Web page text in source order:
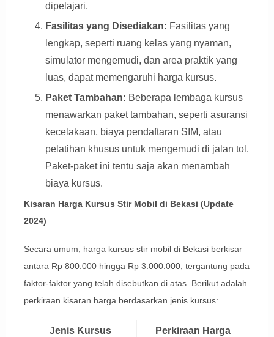
dipelajari.
Fasilitas yang Disediakan: Fasilitas yang
lengkap, seperti ruang kelas yang nyaman,
simulator mengemudi, dan area praktik yang
luas, dapat memengaruhi harga kursus.
Paket Tambahan: Beberapa lembaga kursus
menawarkan paket tambahan, seperti asuransi
kecelakaan, biaya pendaftaran SIM, atau
pelatihan khusus untuk mengemudi di jalan tol.
Paket-paket ini tentu saja akan menambah
biaya kursus.
Kisaran Harga Kursus Stir Mobil di Bekasi (Update
2024)
Secara umum, harga kursus stir mobil di Bekasi berkisar
antara Rp 800.000 hingga Rp 3.000.000, tergantung pada
faktor-faktor yang telah disebutkan di atas. Berikut adalah
perkiraan kisaran harga berdasarkan jenis kursus:
Jenis Kursus Perkiraan Harga